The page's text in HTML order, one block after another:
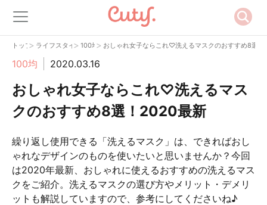
トップ> ライフスタイル
> 100均> おしゃれ女子ならこれ♡洗えるマスクのおすすめ8選
100均 2020.03.16
おしゃれ女子ならこれ♡洗えるマス
クのおすすめ8選！2020最新
繰り返し使用できる「洗えるマスク」は、できればおし
ゃれなデザインのものを使いたいと思いませんか？今回
は2020年最新、おしゃれに使えるおすすめの洗えるマス
クをご紹介。洗えるマスクの選び方やメリット・デメリ
ットも解説していますので、参考にしてくださいね♪